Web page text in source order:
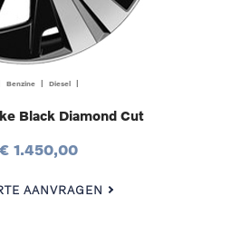
| Benzine | Diesel |
Black Diamond Cut
€ 1.450,00
AANVRAGEN